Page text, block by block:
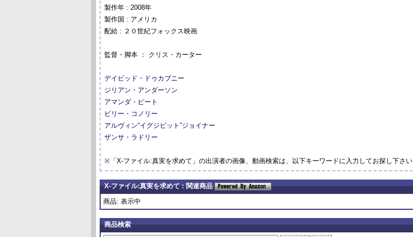
製作年 : 2008年
製作国 : アメリカ
配給 : ２０世紀フォックス映画
監督・脚本 ： クリス・カーター
デイビッド・ドゥカブニー
ジリアン・アンダーソン
アマンダ・ピート
ビリー・コノリー
アルヴィン“イグジビット”ジョイナー
ザンサ・ラドリー
※「X-ファイル:真実を求めて」の出演者の画像、動画検索は、以下キーワードに入力してお探し下さい
X-ファイル:真実を求めて : 関連商品
商品: 表示中
商品検索